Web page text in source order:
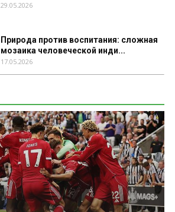
29.05.2026
Природа против воспитания: сложная
мозаика человеческой инди...
17.05.2026